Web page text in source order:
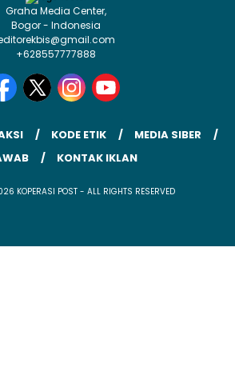
Graha Media Center,
Bogor - Indonesia
+628557777888
KODE ETIK
MEDIA SIBER
KONTAK IKLAN
KOPERASI POST - ALL RIGHTS RESERVED